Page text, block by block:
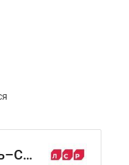
ООО «ЛСР. Недвижимость–Северо-Запад»